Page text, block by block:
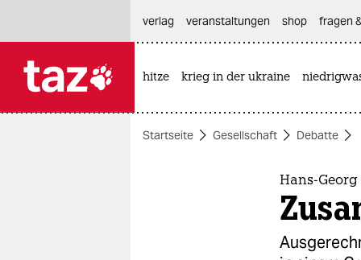
themen
verlag
veranstaltungen shop fragen
hitze krieg in der ukraine
Startseite Gesellschaft Debatte
Hans-